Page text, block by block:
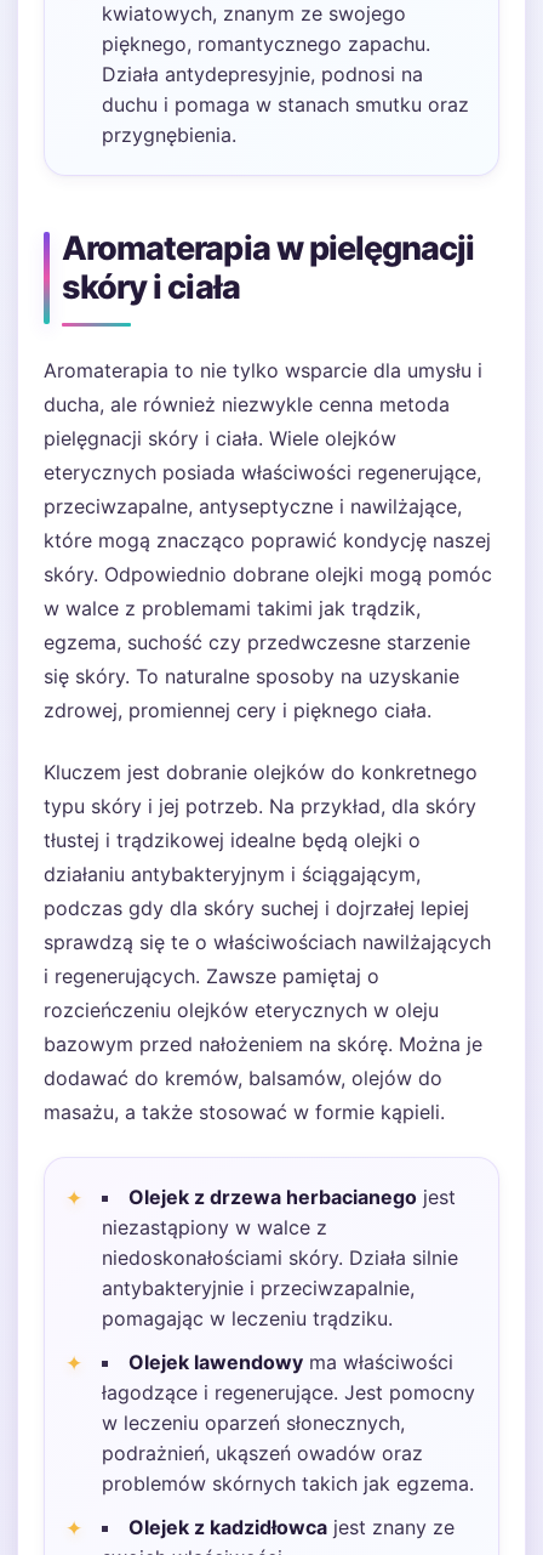
kwiatowych, znanym ze swojego
pięknego, romantycznego zapachu.
Działa antydepresyjnie, podnosi na
duchu i pomaga w stanach smutku oraz
przygnębienia.
Aromaterapia w pielęgnacji
skóry i ciała
Aromaterapia to nie tylko wsparcie dla umysłu i
ducha, ale również niezwykle cenna metoda
pielęgnacji skóry i ciała. Wiele olejków
eterycznych posiada właściwości regenerujące,
przeciwzapalne, antyseptyczne i nawilżające,
które mogą znacząco poprawić kondycję naszej
skóry. Odpowiednio dobrane olejki mogą pomóc
w walce z problemami takimi jak trądzik,
egzema, suchość czy przedwczesne starzenie
się skóry. To naturalne sposoby na uzyskanie
zdrowej, promiennej cery i pięknego ciała.
Kluczem jest dobranie olejków do konkretnego
typu skóry i jej potrzeb. Na przykład, dla skóry
tłustej i trądzikowej idealne będą olejki o
działaniu antybakteryjnym i ściągającym,
podczas gdy dla skóry suchej i dojrzałej lepiej
sprawdzą się te o właściwościach nawilżających
i regenerujących. Zawsze pamiętaj o
rozcieńczeniu olejków eterycznych w oleju
bazowym przed nałożeniem na skórę. Można je
dodawać do kremów, balsamów, olejów do
masażu, a także stosować w formie kąpieli.
Olejek z drzewa herbacianego jest
niezastąpiony w walce z
niedoskonałościami skóry. Działa silnie
antybakteryjnie i przeciwzapalnie,
pomagając w leczeniu trądziku.
Olejek lawendowy ma właściwości
łagodzące i regenerujące. Jest pomocny
w leczeniu oparzeń słonecznych,
podrażnień, ukąszeń owadów oraz
problemów skórnych takich jak egzema.
Olejek z kadzidłowca jest znany ze